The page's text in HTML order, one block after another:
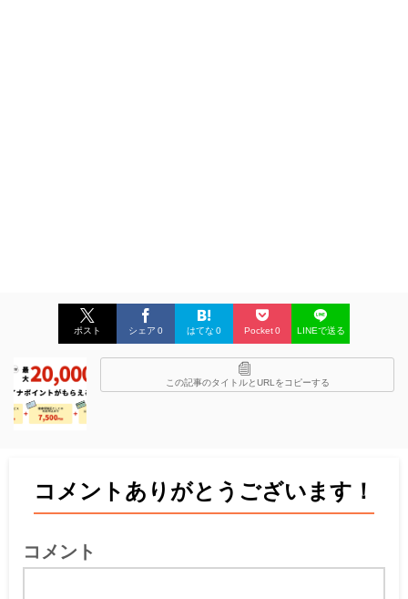
ポスト シェア 0 はてな 0 Pocket0 LINEで送る
この記事のタイトルとURLをコピーする
コメントありがとうございます！
コメント